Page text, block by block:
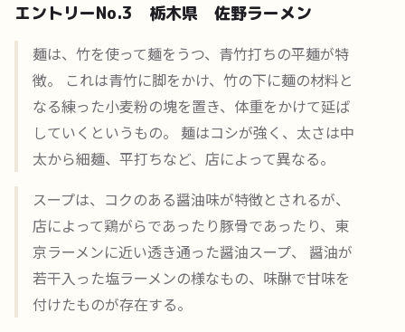
エントリーNo.3 栃木県 佐野ラーメン
麺は、竹を使って麺をうつ、青竹打ちの平麺が特
徴。 これは青竹に脚をかけ、竹の下に麺の材料と
なる練った小麦粉の塊を置き、体重をかけて延ば
していくというもの。 麺はコシが強く、太さは中
太から細麺、平打ちなど、店によって異なる。
スープは、コクのある醤油味が特徴とされるが、
店によって鶏がらであったり豚骨であったり、東
京ラーメンに近い透き通った醤油スープ、 醤油が
若干入った塩ラーメンの様なもの、味醂で甘味を
付けたものが存在する。